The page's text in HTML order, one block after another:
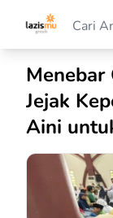
Menebar
Jejak
Aini